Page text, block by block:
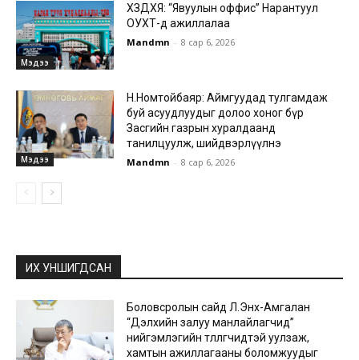
Мэдээ
ХЗДХЯ: “Явуулын оффис” Нарантуул
ОУХТ-д ажиллалаа
Mandmn - 8 сар 6, 2026
Мэдээ
Н.Номтойбаяр: Аймгуудад тулгамдаж
буй асуудлуудыг долоо хоног бүр
Засгийн газрын хуралдаанд
танилцуулж, шийдвэрлүүлнэ
Mandmn - 8 сар 6, 2026
ИХ УНШИГДСАН
Боловсролын сайд Л.Энх-Амгалан
“Дэлхийн залуу манлайлагчид”
нийгэмлэгийн төлөөлөгчидтэй уулзаж,
хамтын ажиллагааны боломжуудыг